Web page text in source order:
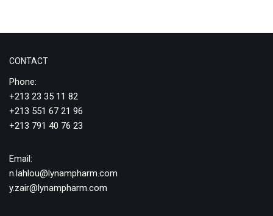
CONTACT
Phone:
+213 23 35 11 82
+213 551 67 21 96
+213 791 40 76 23
Email:
n.lahlou@lynampharm.com
y.zair@lynampharm.com